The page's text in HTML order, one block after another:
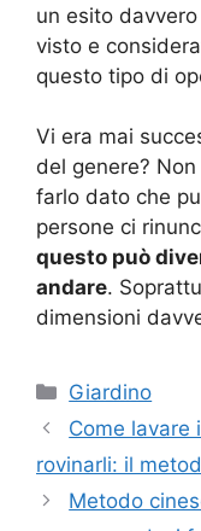
un esito
visto e
questo tipo di
Vi era mai
del genere?
farlo dato che
persone ci
questo può
andare.
dimensioni
Categorie
Giardino
Come lavare
rovinarli: il
Metodo